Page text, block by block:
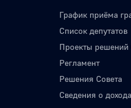
График приёма
Список депутатов
Проекты решений
Регламент
Решения Совета
Сведения о